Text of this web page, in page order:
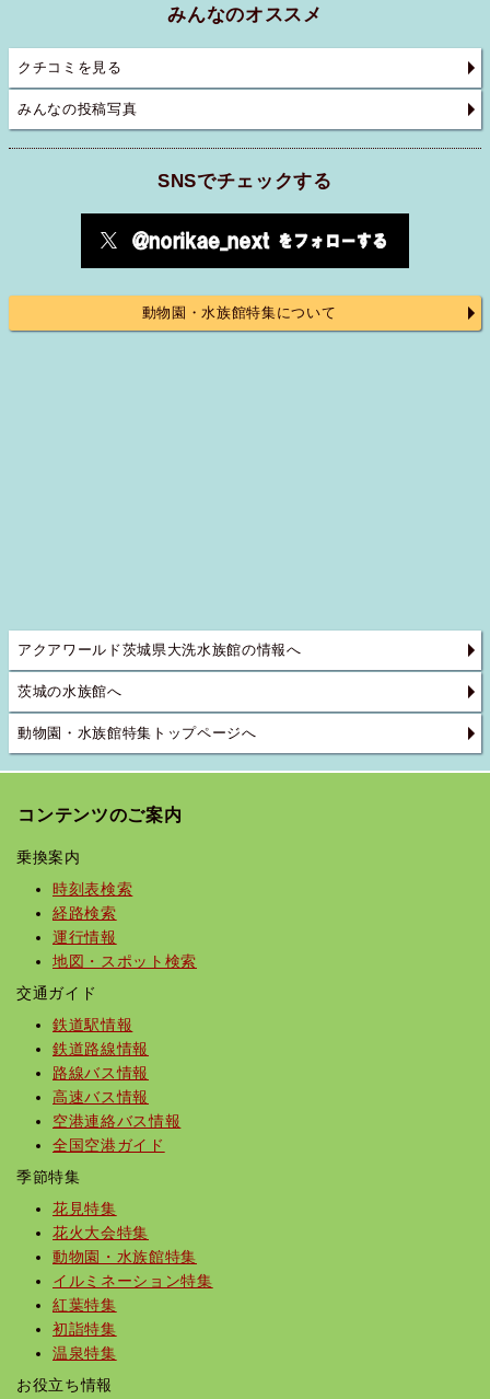
みんなのオススメ
クチコミを見る
みんなの投稿写真
SNSでチェックする
動物園・水族館特集について
アクアワールド茨城県大洗水族館の情報へ
茨城の水族館へ
動物園・水族館特集トップページへ
コンテンツのご案内
乗換案内
時刻表検索
経路検索
運行情報
地図・スポット検索
交通ガイド
鉄道駅情報
鉄道路線情報
路線バス情報
高速バス情報
空港連絡バス情報
全国空港ガイド
季節特集
花見特集
花火大会特集
動物園・水族館特集
イルミネーション特集
紅葉特集
初詣特集
温泉特集
お役立ち情報